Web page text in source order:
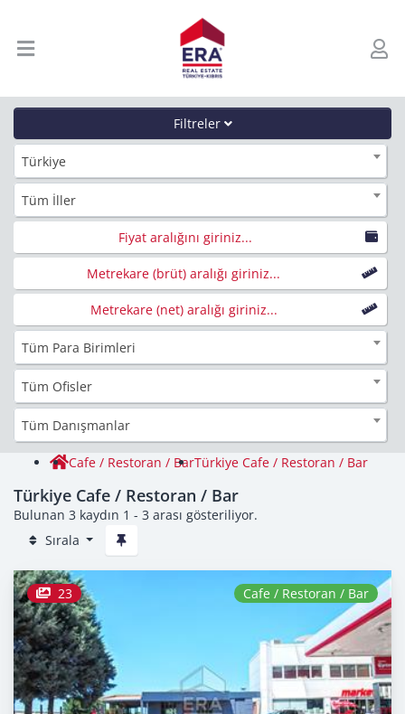
Filtreler
Türkiye
Tüm İller
Fiyat aralığını giriniz...
Metrekare (brüt) aralığı giriniz...
Metrekare (net) aralığı giriniz...
Tüm Para Birimleri
Tüm Ofisler
Tüm Danışmanlar
Cafe / Restoran / BarTürkiye Cafe / Restoran / Bar
Türkiye Cafe / Restoran / Bar
Bulunan 3 kaydın 1 - 3 arası gösteriliyor.
Sırala
23 Cafe / Restoran / Bar